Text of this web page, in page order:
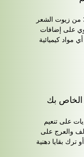
رذاذ الشعر المعقم على 99٪ من زيوت الشعر
على إضافات
مواد كيميائية
الخاص بك
على تنعيم
والعرج على
ترك بقايا دهنية